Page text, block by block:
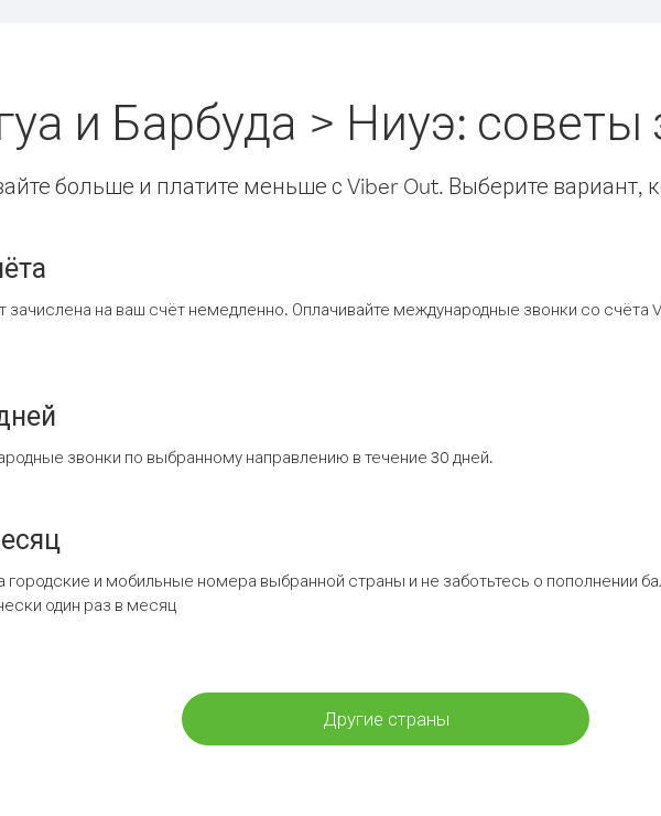
и Барбуда > Ниуэ:
больше и платите меньше с Viber Out. Выберите вариант,
зачислена на ваш счёт немедленно. Оплачивайте международные звонки со счёта
звонки по выбранному направлению в течение 30 дней.
городские и мобильные номера выбранной страны и не заботьтесь о пополнении
один раз в месяц
Другие страны